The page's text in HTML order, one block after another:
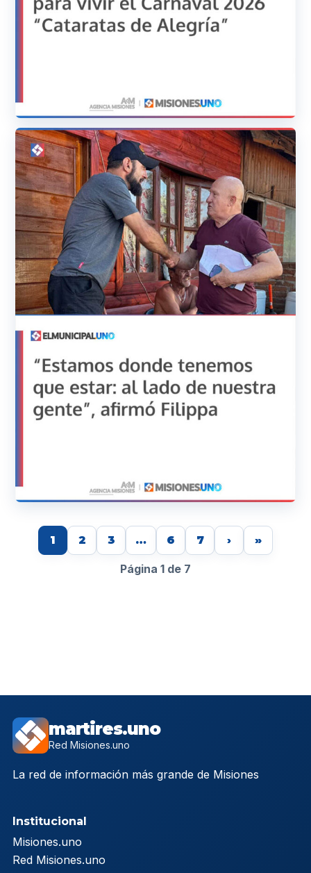
1 2 3 … 6 7 › »
Página 1 de 7
martires.uno
Red Misiones.uno
La red de información más grande de Misiones
Institucional
Misiones.uno
Red Misiones.uno